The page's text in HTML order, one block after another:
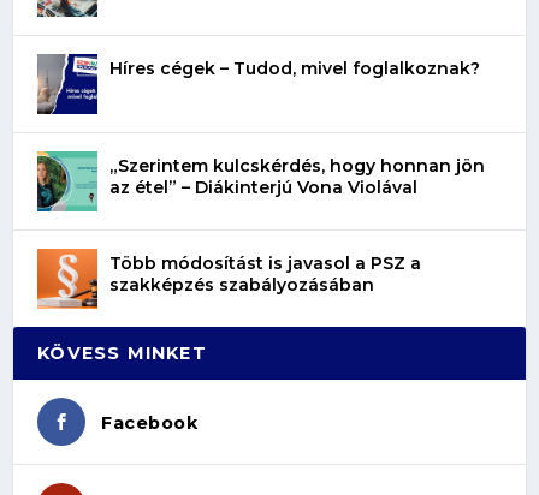
Híres cégek – Tudod, mivel foglalkoznak?
„Szerintem kulcskérdés, hogy honnan jön
az étel” – Diákinterjú Vona Violával
Több módosítást is javasol a PSZ a
szakképzés szabályozásában
KÖVESS MINKET
Facebook